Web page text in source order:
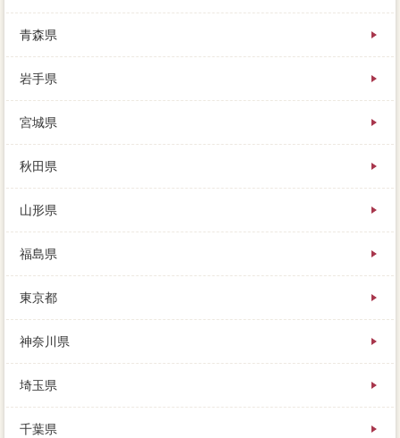
青森県
岩手県
宮城県
秋田県
山形県
福島県
東京都
神奈川県
埼玉県
千葉県